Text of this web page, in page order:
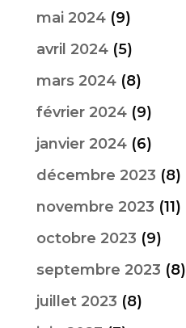
mai 2024(9)
avril 2024(5)
mars 2024(8)
février 2024(9)
janvier 2024(6)
décembre 2023 (8)
novembre 2023 (11)
octobre 2023 (9)
septembre 2023 (8)
juillet 2023 (8)